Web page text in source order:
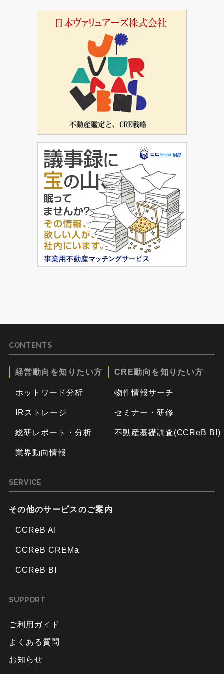
CONTENTS
経営動向を知りたい方
ホットワード分析
IRストレージ
総研レポート・分析
業界動向情報
CRE動向を知りたい方
物件情報サーチ
セミナー・研修
不動産基礎調査(CCReB BI)
SERVICE
その他のサービスのご案内
CCReB AI
CCReB CREMa
CCReB BI
SUPPORT
ご利用ガイド
よくある質問
お知らせ